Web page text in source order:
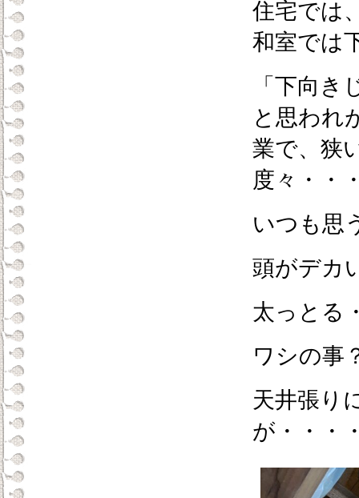
住宅では
和室では
「下向
と思われ
業で、狭
度々・・
いつも思
頭がデカ
太っとる
ワシの事
天井張り
が・・・